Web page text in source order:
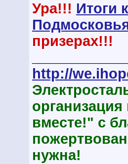
Ура!!! Итоги
призерах!!!
http://
вместе!" с
нужна!